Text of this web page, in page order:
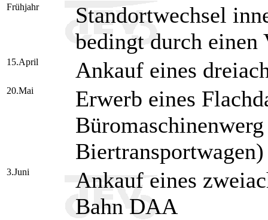
Frühjahr
Standortwechsel
bedingt durch einen
15.April Ankauf eines
20.Mai
Erwerb eines
Biertransportwagen)
3.Juni
Ankauf eines
Bahn DAA